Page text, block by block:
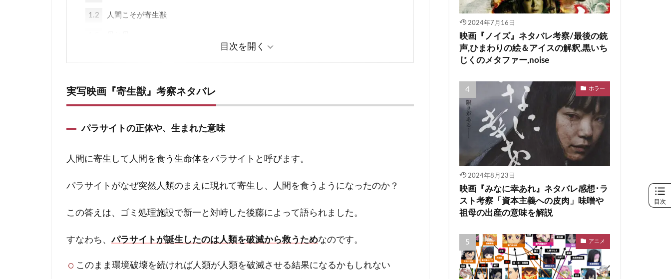
1.2 人間こそが寄生獣
実写映画『寄生獣』考察ネタバレ
パラサイトの正体や、生まれた意味
人間に寄生して人間を食う生命体をパラサイトと呼びます。
パラサイトがなぜ突然人類のまえに現れて寄生し、人間を食うようになったのか？
この答えは、ゴミ処理施設で新一と対峙した後藤によって語られました。
すなわち、パラサイトが誕生したのは人類を破滅から救うためなのです。
このまま環境破壊を続ければ人類が人類を破滅させる結果になるかもしれない
2024年7月16日
映画『ノイズ』ネタバレ考察/最後の銃
声,ひまわりの絵＆アイスの解釈,黒いち
じくのメタファー,noise
ホラー
2024年8月23日
映画『みなに幸あれ』ネタバレ感想･ラ
スト考察「資本主義への皮肉」味噌や
祖母の出産の意味を解説
アニメ
目次